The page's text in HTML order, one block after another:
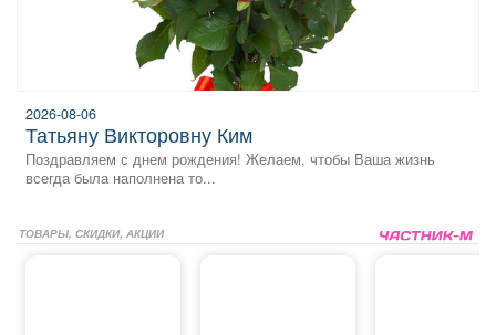
2026-08-06
Татьяну Викторовну Ким
Поздравляем с днем рождения! Желаем, чтобы Ваша жизнь
всегда была наполнена то...
ТОВАРЫ, СКИДКИ, АКЦИИ